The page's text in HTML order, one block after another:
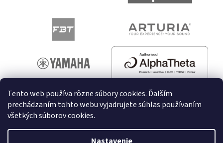
Tento web používa rôzne súbory cookies. Ďalším
prechádzaním tohto webu vyjadrujete súhlas používaním
všetkých súborov cookies.
Vytvoril Shoptet